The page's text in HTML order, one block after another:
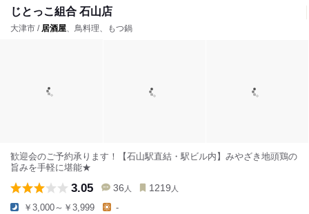
じとっこ組合 石山店
大津市 / 居酒屋、鳥料理、もつ鍋
歓迎会のご予約承ります！【石山駅直結・駅ビル内】みやざき地頭鶏の
旨みを手軽に堪能★
3.05 36 人 1219 人
￥3,000～￥3,999 -